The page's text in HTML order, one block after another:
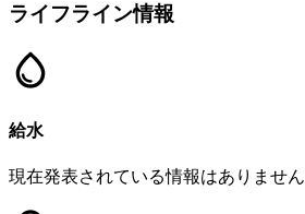
ライフライン情報
給水
現在発表されている情報はありません